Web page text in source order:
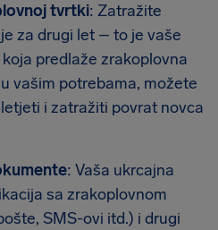
tvrtki: Zatražite
za drugi let – to je vaše
predlaže zrakoplovna
vašim potrebama, možete
i zatražiti povrat novca
: Vaša ukrcajna
sa zrakoplovnom
SMS-ovi itd.) i drugi